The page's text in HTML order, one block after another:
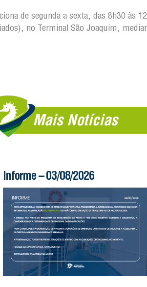
de segunda a sexta, das 8h30 às
no Terminal São Joaquim,
Mais Notícias
Informe – 03/08/2026